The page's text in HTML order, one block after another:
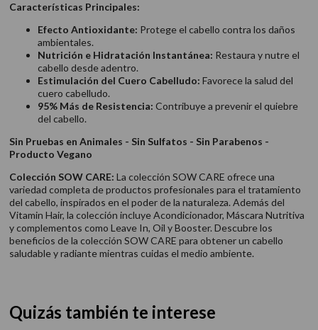
Características Principales:
Efecto Antioxidante: Protege el cabello contra los daños
ambientales.
Nutrición e Hidratación Instantánea: Restaura y nutre el
cabello desde adentro.
Estimulación del Cuero Cabelludo: Favorece la salud del
cuero cabelludo.
95% Más de Resistencia: Contribuye a prevenir el quiebre
del cabello.
Sin Pruebas en Animales - Sin Sulfatos - Sin Parabenos -
Producto Vegano
Colección SOW CARE: La colección SOW CARE ofrece una
variedad completa de productos profesionales para el tratamiento
del cabello, inspirados en el poder de la naturaleza. Además del
Vitamin Hair, la colección incluye Acondicionador, Máscara Nutritiva
y complementos como Leave In, Oil y Booster. Descubre los
beneficios de la colección SOW CARE para obtener un cabello
saludable y radiante mientras cuidas el medio ambiente.
Quizás también te interese